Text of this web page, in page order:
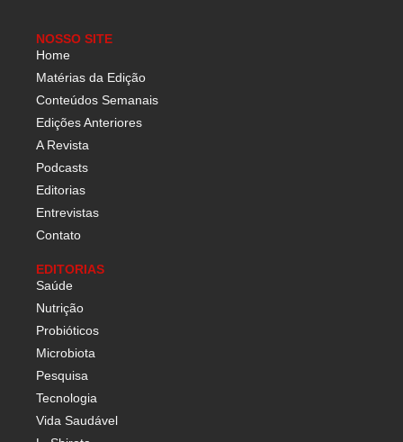
NOSSO SITE
Home
Matérias da Edição
Conteúdos Semanais
Edições Anteriores
A Revista
Podcasts
Editorias
Entrevistas
Contato
EDITORIAS
Saúde
Nutrição
Probióticos
Microbiota
Pesquisa
Tecnologia
Vida Saudável